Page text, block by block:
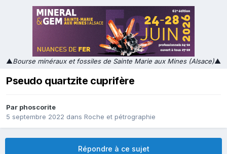
▲Bourse minéraux et fossiles de Sainte Marie aux Mines (Alsace)▲
Pseudo quartzite cuprifère
Par phoscorite
5 septembre 2022 dans Roche et pétrographie
Répondre à ce sujet